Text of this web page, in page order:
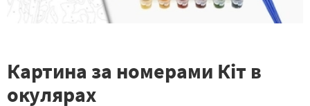
Картина за номерами Кіт в
окулярах